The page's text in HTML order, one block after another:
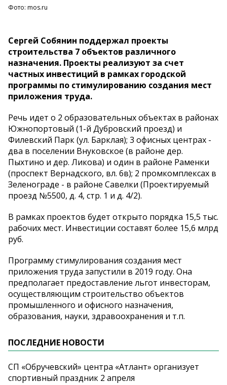
Фото: mos.ru
Сергей Собянин поддержал проекты
строительства 7 объектов различного
назначения. Проекты реализуют за счет
частных инвестиций в рамках городской
программы по стимулированию создания мест
приложения труда.
Речь идет о 2 образовательных объектах в районах
Южнопортовый (1-й Дубровский проезд) и
Филевский Парк (ул. Барклая); 3 офисных центрах -
два в поселении Внуковское (в районе дер.
Пыхтино и дер. Ликова) и один в районе Раменки
(проспект Вернадского, вл. 6в); 2 промкомплексах в
Зеленограде - в районе Савелки (Проектируемый
проезд №5500, д. 4, стр. 1 и д. 4/2).
В рамках проектов будет открыто порядка 15,5 тыс.
рабочих мест. Инвестиции составят более 15,6 млрд
руб.
Программу стимулирования создания мест
приложения труда запустили в 2019 году. Она
предполагает предоставление льгот инвесторам,
осуществляющим строительство объектов
промышленного и офисного назначения,
образования, науки, здравоохранения и т.п.
ПОСЛЕДНИЕ НОВОСТИ
СП «Обручевский» центра «Атлант» организует
спортивный праздник 2 апреля